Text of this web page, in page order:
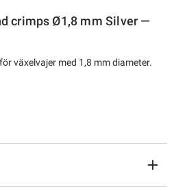
crimps Ø1,8 mm Silver —
växelvajer med 1,8 mm diameter.